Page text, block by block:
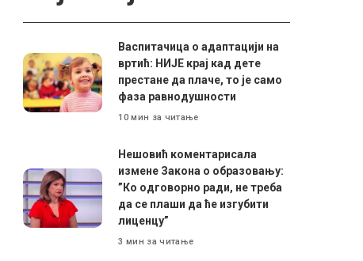
Васпитачица о адаптацији на
вртић: НИЈЕ крај кад дете
престане да плаче, то је само
фаза равнодушности
10 мин за читање
Нешовић коментарисала
измене Закона о образовању:
”Ко одговорно ради, не треба
да се плаши да ће изгубити
лиценцу”
3 мин за читање